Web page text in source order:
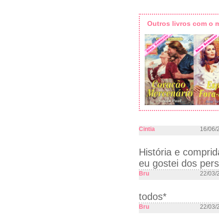
Outros livros com o
Cintia 16/06/
História e
eu gostei dos
Bru 22/03/
todos*
Bru 22/03/